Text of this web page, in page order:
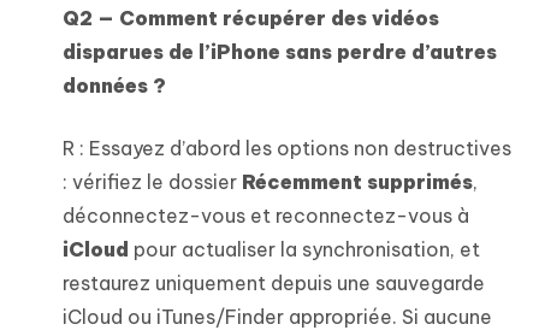
Q2 — Comment récupérer des vidéos
disparues de l’iPhone sans perdre d’autres
données ?
R : Essayez d’abord les options non destructives
: vérifiez le dossier Récemment supprimés,
déconnectez-vous et reconnectez-vous à
iCloud pour actualiser la synchronisation, et
restaurez uniquement depuis une sauvegarde
iCloud ou iTunes/Finder appropriée. Si aucune